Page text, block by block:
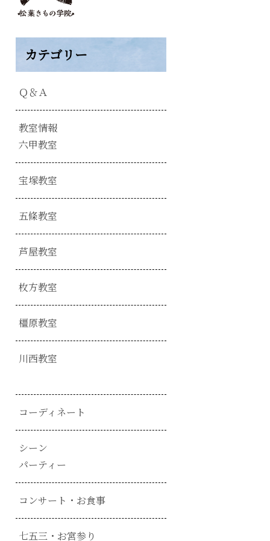
カテゴリー
Ｑ＆Ａ
教室情報
六甲教室
宝塚教室
五條教室
芦屋教室
枚方教室
橿原教室
川西教室
コーディネート
シーン
パーティー
コンサート・お食事
七五三・お宮参り